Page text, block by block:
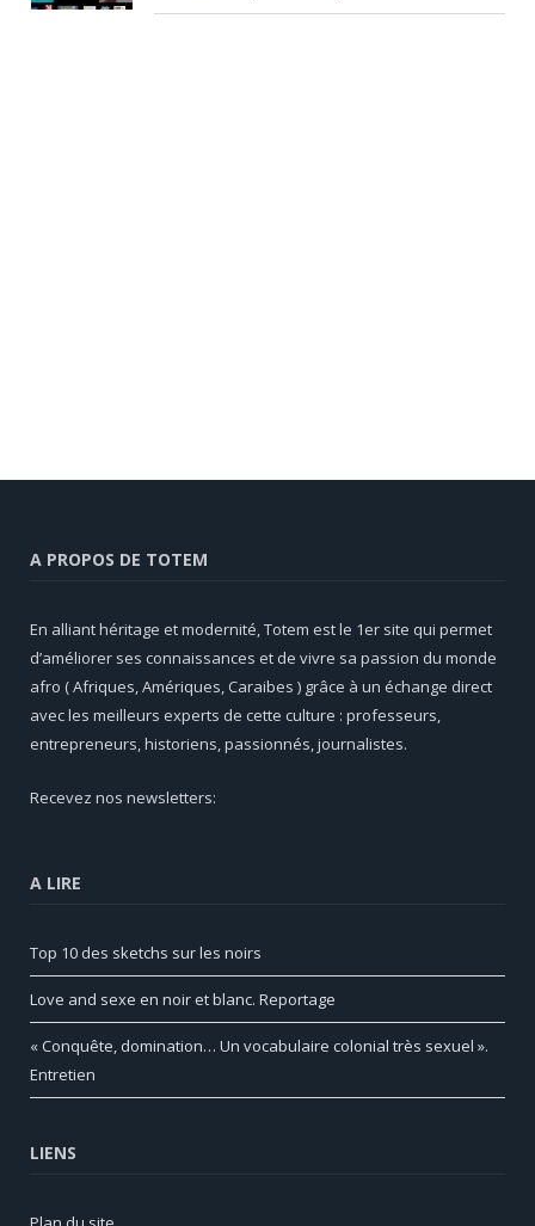
A PROPOS DE TOTEM
En alliant héritage et modernité, Totem est le 1er site qui permet
d’améliorer ses connaissances et de vivre sa passion du monde
afro ( Afriques, Amériques, Caraibes ) grâce à un échange direct
avec les meilleurs experts de cette culture : professeurs,
entrepreneurs, historiens, passionnés, journalistes.
Recevez nos newsletters:
A LIRE
Top 10 des sketchs sur les noirs
Love and sexe en noir et blanc. Reportage
« Conquête, domination… Un vocabulaire colonial très sexuel ».
Entretien
LIENS